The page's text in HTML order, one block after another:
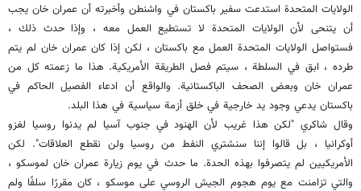
الولايات المتحدة استدعت سفير باكستان في واشنطن وأخبرته أن عمران خان يجب
أن يتنحى لأن الولايات المتحدة لا تستطيع العمل معه ، وإذا حدث ذلك ،
فستواصل الولايات المتحدة العمل مع باكستان ، لكن إذا كان عمران خان لم يتم
طرده ، ابق في السلطة ، سيتم فصل الطريقة الأمريكية. هذا ما زعمته كل من
عمران خان وبعض الصحف الباكستانية. والواقع أن ادعاء الفصيل الحاكم في
باكستان يدعي وجود يد خارجية في خلق أزمة سياسية في هذا البلد.
وقال شاكري "لكن هذا غريب لأن الهنود في جنوب آسيا لم يدنوا روسيا لغزو
أوكرانيا ، بل قالوا إننا سنشتري النفط من روسيا ولن نقطع العلاقات". لكن
الأمريكيين لم يتصرفوا بهذه الحدة. ما حدث في يوم زيارة عمران خان لموسكو ،
والتي تزامنت مع يوم هجوم الجيش الروسي على موسكو ، كان مقررًا سلفًا ولم